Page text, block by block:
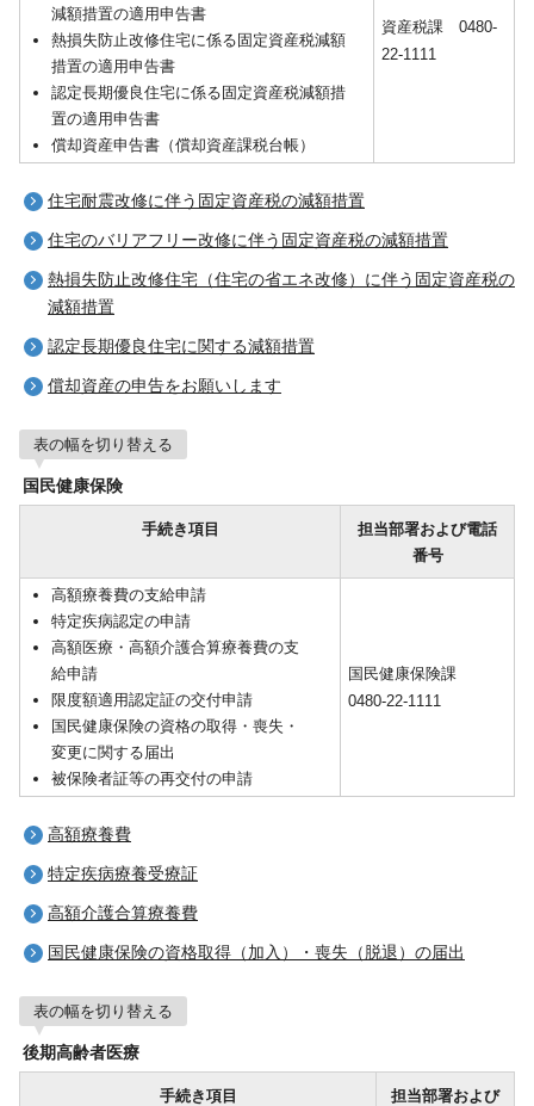
減額措置の適用申告書
熱損失防止改修住宅に係る固定資産税減額
措置の適用申告書
認定長期優良住宅に係る固定資産税減額措
置の適用申告書
償却資産申告書（償却資産課税台帳）
資産税課 0480-
22-1111
住宅耐震改修に伴う固定資産税の減額措置
住宅のバリアフリー改修に伴う固定資産税の減額措置
熱損失防止改修住宅（住宅の省エネ改修）に伴う固定資産税の
減額措置
認定長期優良住宅に関する減額措置
償却資産の申告をお願いします
表の幅を切り替える
国民健康保険
手続き項目
担当部署および電話
番号
高額療養費の支給申請
特定疾病認定の申請
高額医療・高額介護合算療養費の支
給申請
限度額適用認定証の交付申請
国民健康保険の資格の取得・喪失・
変更に関する届出
被保険者証等の再交付の申請
国民健康保険課
0480-22-1111
高額療養費
特定疾病療養受療証
高額介護合算療養費
国民健康保険の資格取得（加入）・喪失（脱退）の届出
表の幅を切り替える
後期高齢者医療
手続き項目
担当部署および